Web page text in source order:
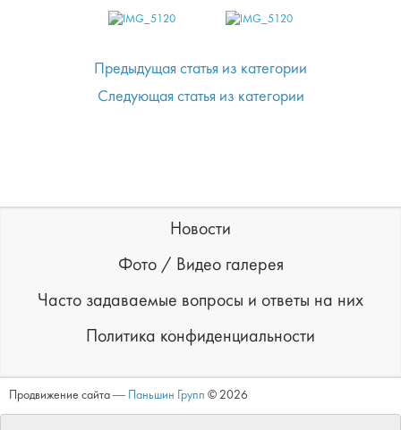
Предыдущая статья из категории
Следующая статья из категории
Новости
Фото / Видео галерея
Часто задаваемые вопросы и ответы на них
Политика конфиденциальности
Продвижение сайта ― Паньшин Групп © 2026